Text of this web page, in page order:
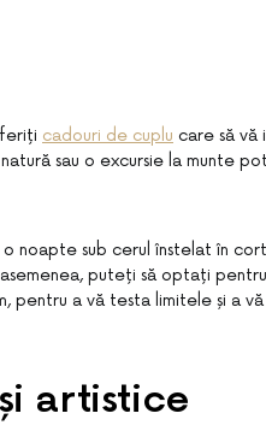
cadouri de cuplu care să vă
sau o excursie la munte
noapte sub cerul înstelat în
puteți să optați
pentru a vă testa limitele și a
artistice